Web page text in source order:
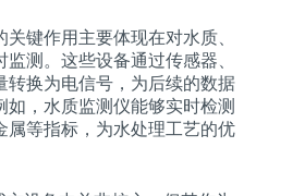
键作用主要体现在对水质、
测。这些设备通过传感器、
转换为电信号，为后续的数据
，水质监测仪能够实时检测
属等指标，为水处理工艺的优